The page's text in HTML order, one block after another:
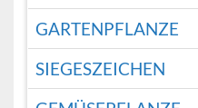
GARTENPFLANZE
SIEGESZEICHEN